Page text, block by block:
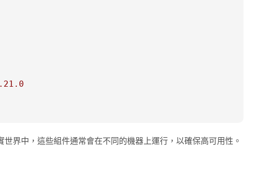
界中，這些組件通常會在不同的機器上運行，以確保高可用性。